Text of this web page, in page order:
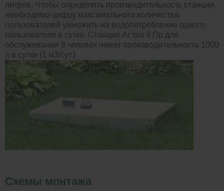
литров. Чтобы определить производительность станции,
необходимо цифру максимального количества
пользователей умножить на водопотребление одного
пользователя в сутки. Станция Астра 9 Пр для
обслуживания 9 человек имеет производительность 1000
л в сутки (1 м3/сут.)
Схемы монтажа